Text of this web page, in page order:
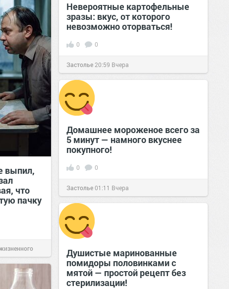
выпил,
что
пачку
Невероятные картофельные
зразы: вкус, от которого
невозможно оторваться!
0 0
Застолье 20:59 Вчера
Домашнее мороженое всего за
5 минут — намного вкуснее
покупного!
0 0
Застолье01:11 Вчера
Душистые маринованные
помидоры половинками с
мятой — простой рецепт без
стерилизации!